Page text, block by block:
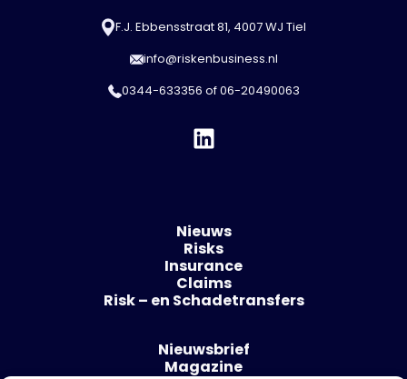
F.J. Ebbensstraat 81, 4007 WJ Tiel
info@riskenbusiness.nl
0344-633356 of06-20490063
Nieuws
Risks
Insurance
Claims
Risk – en Schadetransfers
Nieuwsbrief
Magazine